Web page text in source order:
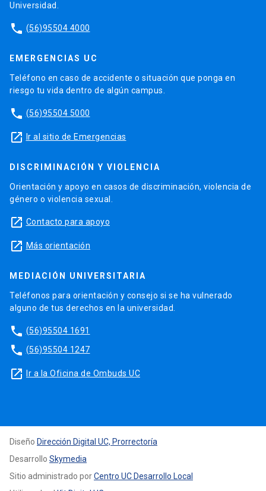
Universidad.
phone (56)95504 4000
EMERGENCIAS UC
Teléfono en caso de accidente o situación que ponga en
riesgo tu vida dentro de algún campus.
phone (56)95504 5000
launch Ir al sitio de Emergencias
DISCRIMINACIÓN Y VIOLENCIA
Orientación y apoyo en casos de discriminación, violencia de
género o violencia sexual.
launch Contacto para apoyo
launch Más orientación
MEDIACIÓN UNIVERSITARIA
Teléfonos para orientación y consejo si se ha vulnerado
alguno de tus derechos en la universidad.
phone (56)95504 1691
phone (56)95504 1247
launch Ir a la Oficina de Ombuds UC
Diseño Dirección Digital UC, Prorrectoría
Desarrollo Skymedia
Sitio administrado porCentro UC Desarrollo Local